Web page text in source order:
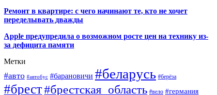
Ремонт в квартире: с чего начинают те, кто не хочет
переделывать дважды
Apple предупредила о возможном росте цен на технику из-
за дефицита памяти
Метки
#авто #автобус #барановичи #беларусь #берёза
#брест#брестская_область #вело #германия